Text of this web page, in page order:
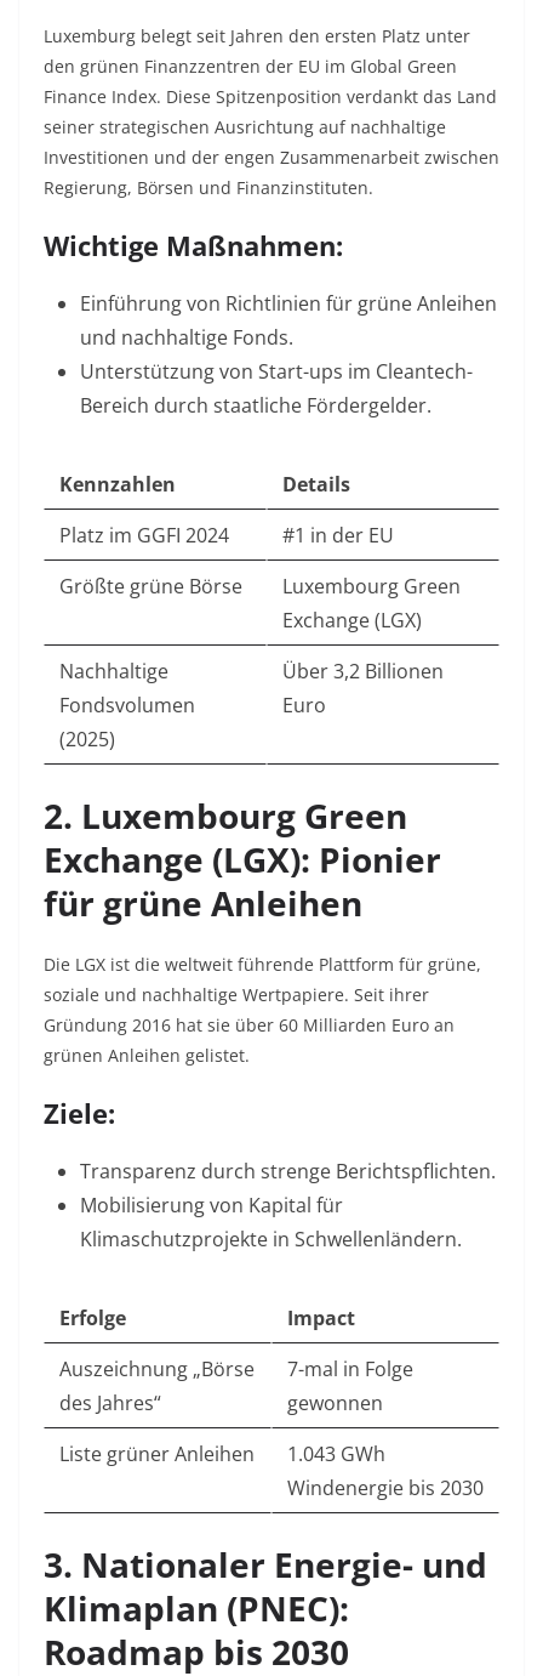
Luxemburg belegt seit Jahren den ersten Platz unter
den grünen Finanzzentren der EU im Global Green
Finance Index. Diese Spitzenposition verdankt das Land
seiner strategischen Ausrichtung auf nachhaltige
Investitionen und der engen Zusammenarbeit zwischen
Regierung, Börsen und Finanzinstituten.
Wichtige Maßnahmen:
Einführung von Richtlinien für grüne Anleihen
und nachhaltige Fonds.
Unterstützung von Start-ups im Cleantech-
Bereich durch staatliche Fördergelder.
Kennzahlen
Details
Platz im GGFI 2024
#1 in der EU
Größte grüne Börse
Luxembourg Green
Exchange (LGX)
Nachhaltige
Fondsvolumen
(2025)
Über 3,2 Billionen
Euro
2. Luxembourg Green
Exchange (LGX): Pionier
für grüne Anleihen
Die LGX ist die weltweit führende Plattform für grüne,
soziale und nachhaltige Wertpapiere. Seit ihrer
Gründung 2016 hat sie über 60 Milliarden Euro an
grünen Anleihen gelistet.
Ziele:
Transparenz durch strenge Berichtspflichten.
Mobilisierung von Kapital für
Klimaschutzprojekte in Schwellenländern.
Erfolge
Impact
Auszeichnung „Börse
des Jahres“
7-mal in Folge
gewonnen
Liste grüner Anleihen
1.043 GWh
Windenergie bis 2030
3. Nationaler Energie- und
Klimaplan (PNEC):
Roadmap bis 2030